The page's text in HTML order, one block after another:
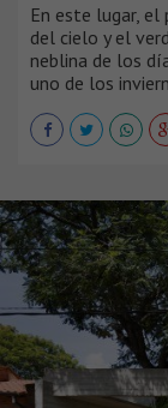
En este lugar,
del cielo y el
neblina de los
uno de los